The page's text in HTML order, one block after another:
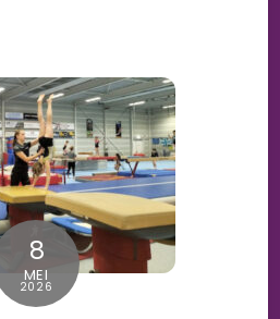
8
MEI
2026